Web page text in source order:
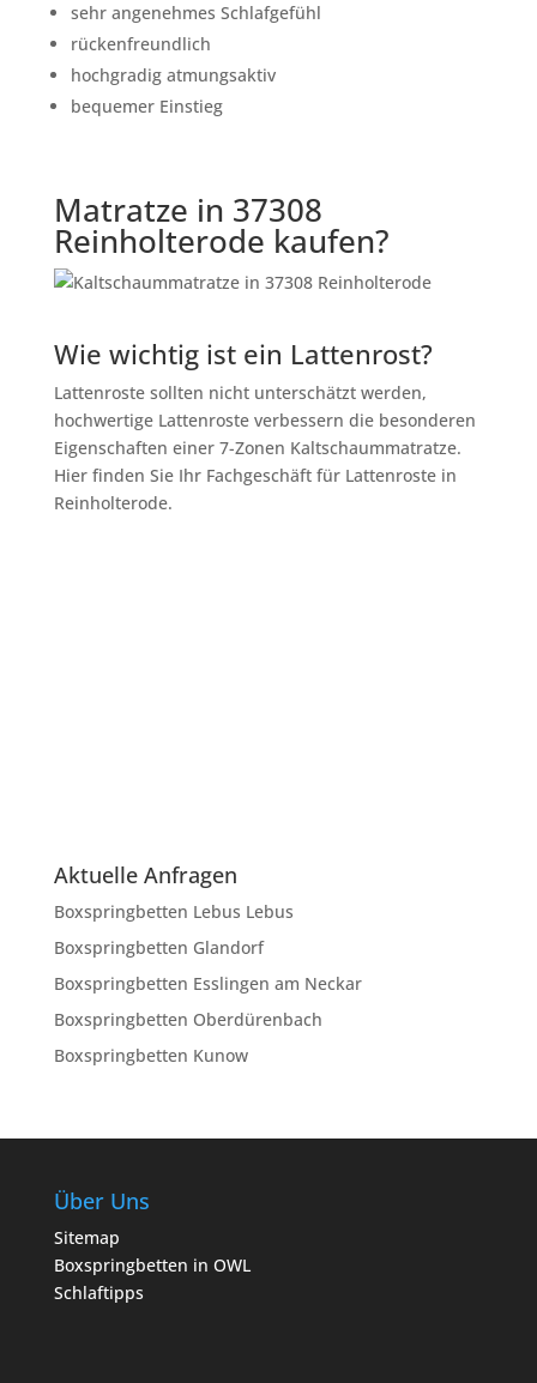
sehr angenehmes Schlafgefühl
rückenfreundlich
hochgradig atmungsaktiv
bequemer Einstieg
Matratze in 37308
Reinholterode kaufen?
Wie wichtig ist ein Lattenrost?
Lattenroste sollten nicht unterschätzt werden,
hochwertige Lattenroste verbessern die besonderen
Eigenschaften einer 7-Zonen Kaltschaummatratze.
Hier finden Sie Ihr Fachgeschäft für Lattenroste in
Reinholterode.
Aktuelle Anfragen
Boxspringbetten Lebus Lebus
Boxspringbetten Glandorf
Boxspringbetten Esslingen am Neckar
Boxspringbetten Oberdürenbach
Boxspringbetten Kunow
Über Uns
Sitemap
Boxspringbetten in OWL
Schlaftipps